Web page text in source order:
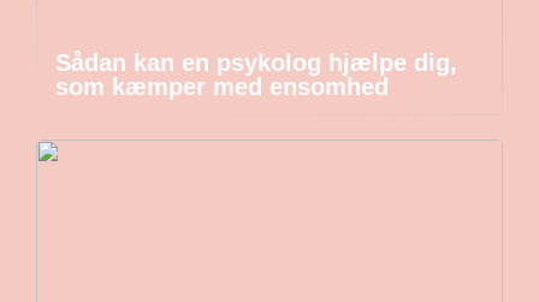
Sådan kan en psykolog hjælpe dig,
som kæmper med ensomhed